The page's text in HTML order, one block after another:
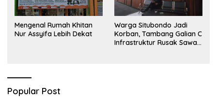
Mengenal Rumah Khitan
Nur Assyifa Lebih Dekat
Warga Situbondo Jadi
Korban, Tambang Galian C
Infrastruktur Rusak Sawah
Popular Post